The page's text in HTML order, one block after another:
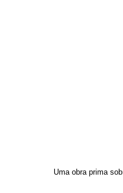
Uma obra prima